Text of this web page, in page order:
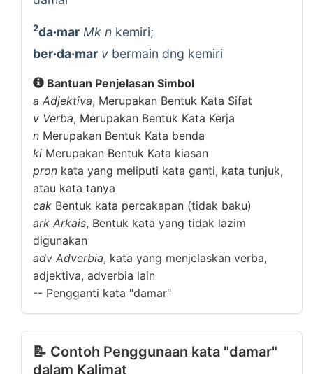
2da·mar Mk n kemiri;
ber·da·mar v bermain dng kemiri
Bantuan Penjelasan Simbol
a Adjektiva, Merupakan Bentuk Kata Sifat
v Verba, Merupakan Bentuk Kata Kerja
n Merupakan Bentuk Kata benda
ki Merupakan Bentuk Kata kiasan
pron kata yang meliputi kata ganti, kata tunjuk,
atau kata tanya
cak Bentuk kata percakapan (tidak baku)
ark Arkais, Bentuk kata yang tidak lazim
digunakan
adv Adverbia, kata yang menjelaskan verba,
adjektiva, adverbia lain
-- Pengganti kata "damar"
📝 Contoh Penggunaan kata "damar"
dalam Kalimat